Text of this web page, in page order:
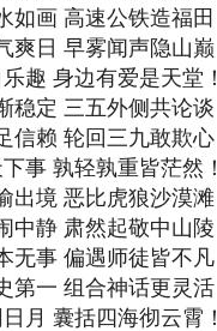
如画 高速公铁造福田
爽日 早雾闻声隐山巅
趣 身边有爱是天堂！
稳定 三五外侧共论谈
信赖 轮回三九敢欺心
事 孰轻孰重皆茫然！
出境 恶比虎狼沙漠滩
中静 肃然起敬中山陵
无事 偏遇师徒皆不凡
第一 组合神话更灵活
月 囊括四海彻云霄！